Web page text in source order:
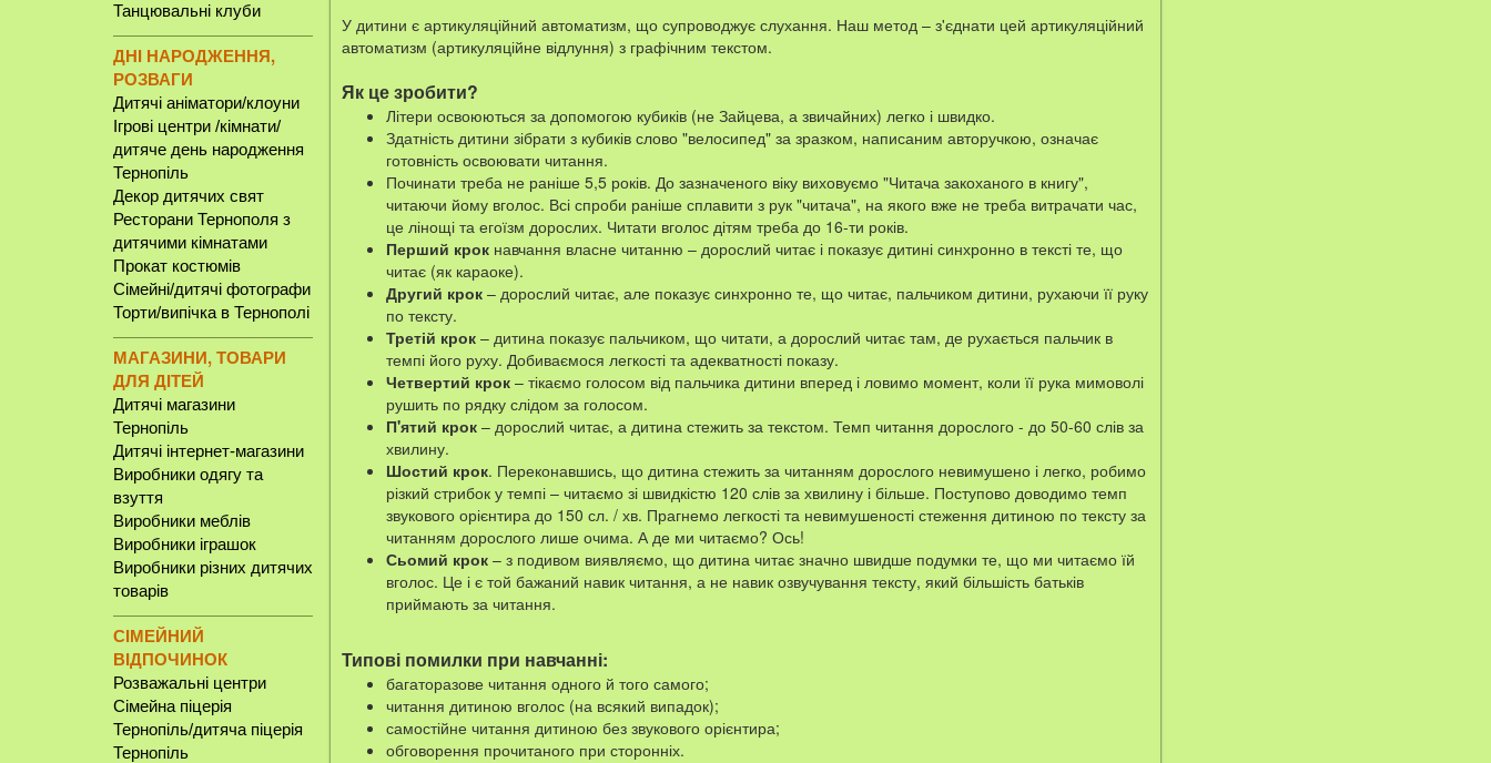
Танцювальні клуби
ДНІ НАРОДЖЕННЯ,
РОЗВАГИ
Дитячі аніматори/клоуни
Ігрові центри /кімнати/
дитяче день народження
Тернопіль
Декор дитячих свят
Ресторани Тернополя з
дитячими кімнатами
Прокат костюмів
Сімейні/дитячі фотографи
Торти/випічка в Тернополі
МАГАЗИНИ, ТОВАРИ
ДЛЯ ДІТЕЙ
Дитячі магазини
Тернопіль
Дитячі інтернет-магазини
Виробники одягу та
взуття
Виробники меблів
Виробники іграшок
Виробники різних дитячих
товарів
СІМЕЙНИЙ
ВІДПОЧИНОК
Розважальні центри
Сімейна піцерія
Тернопіль/дитяча піцерія
Тернопіль
У дитини є артикуляційний автоматизм, що супроводжує слухання. Наш метод – з'єднати цей артикуляційний
автоматизм (артикуляційне відлуння) з графічним текстом.
Як це зробити?
Літери освоюються за допомогою кубиків (не Зайцева, а звичайних) легко і швидко.
Здатність дитини зібрати з кубиків слово "велосипед" за зразком, написаним авторучкою, означає
готовність освоювати читання.
Починати треба не раніше 5,5 років. До зазначеного віку виховуємо "Читача закоханого в книгу",
читаючи йому вголос. Всі спроби раніше сплавити з рук "читача", на якого вже не треба витрачати час,
це лінощі та егоїзм дорослих. Читати вголос дітям треба до 16-ти років.
Перший крок навчання власне читанню – дорослий читає і показує дитині синхронно в тексті те, що
читає (як караоке).
Другий крок – дорослий читає, але показує синхронно те, що читає, пальчиком дитини, рухаючи її руку
по тексту.
Третій крок – дитина показує пальчиком, що читати, а дорослий читає там, де рухається пальчик в
темпі його руху. Добиваємося легкості та адекватності показу.
Четвертий крок – тікаємо голосом від пальчика дитини вперед і ловимо момент, коли її рука мимоволі
рушить по рядку слідом за голосом.
П'ятий крок – дорослий читає, а дитина стежить за текстом. Темп читання дорослого - до 50-60 слів за
хвилину.
Шостий крок. Переконавшись, що дитина стежить за читанням дорослого невимушено і легко, робимо
різкий стрибок у темпі – читаємо зі швидкістю 120 слів за хвилину і більше. Поступово доводимо темп
звукового орієнтира до 150 сл. / хв. Прагнемо легкості та невимушеності стеження дитиною по тексту за
читанням дорослого лише очима. А де ми читаємо? Ось!
Сьомий крок – з подивом виявляємо, що дитина читає значно швидше подумки те, що ми читаємо їй
вголос. Це і є той бажаний навик читання, а не навик озвучування тексту, який більшість батьків
приймають за читання.
Типові помилки при навчанні:
багаторазове читання одного й того самого;
читання дитиною вголос (на всякий випадок);
самостійне читання дитиною без звукового орієнтира;
обговорення прочитаного при сторонніх.